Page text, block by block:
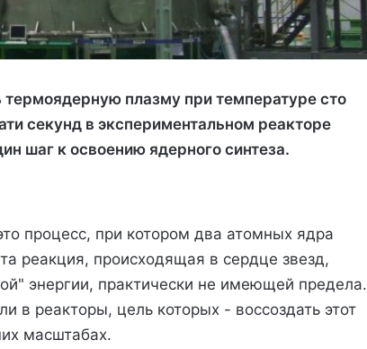
плазму при температуре сто
секунд в экспериментальном реакторе
шаг к освоению ядерного синтеза.
процесс, при котором два атомных ядра
реакция, происходящая в сердце звезд,
энергии, практически не имеющей предела.
в реакторы, цель которых - воссоздать этот
масштабах.